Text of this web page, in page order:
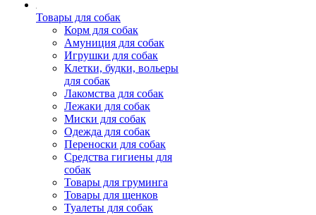
Товары для собак
Корм для собак
Амуниция для собак
Игрушки для собак
Клетки, будки, вольеры
для собак
Лакомства для собак
Лежаки для собак
Миски для собак
Одежда для собак
Переноски для собак
Средства гигиены для
собак
Товары для груминга
Товары для щенков
Туалеты для собак